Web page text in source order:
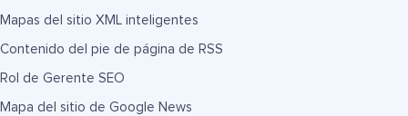
Mapas del sitio XML inteligentes
Contenido del pie de página de RSS
Rol de Gerente SEO
Mapa del sitio de Google News